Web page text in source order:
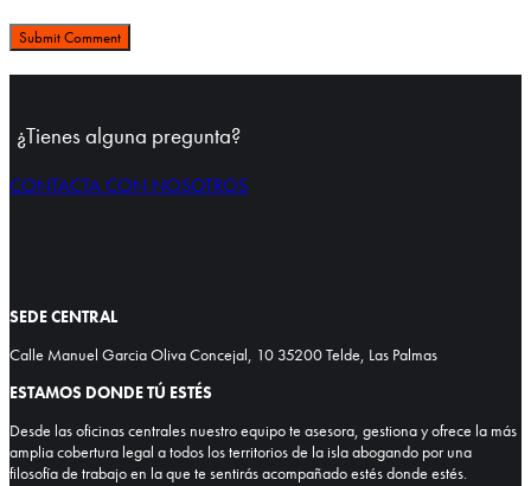
¿Tienes alguna pregunta?
CONTACTA CON NOSOTROS
SEDE CENTRAL
Calle Manuel Garcia Oliva Concejal, 10 35200 Telde, Las Palmas
ESTAMOS DONDE TÚ ESTÉS
Desde las oficinas centrales nuestro equipo te asesora, gestiona y ofrece la más
amplia cobertura legal a todos los territorios de la isla abogando por una
filosofía de trabajo en la que te sentirás acompañado estés donde estés.